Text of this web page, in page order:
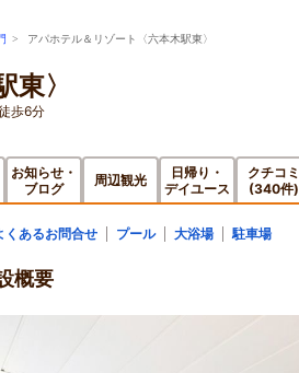
> アパホテル＆リゾート〈六本木駅東〉
〉
歩6分
お知らせ・
ブログ
周辺観光
日帰り・
デイユース
クチコミ
(340件)
くあるお問合せ プール 大浴場 駐車場
概要